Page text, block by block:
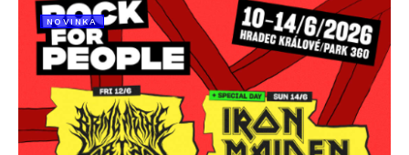
NOVINKA